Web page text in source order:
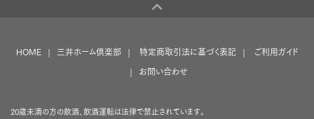
HOME 三井ホーム倶楽部 特定商取引法に基づく表記
ご利用ガイド
お問い合わせ
20歳未満の方の飲酒、飲酒運転は法律で禁止されています。